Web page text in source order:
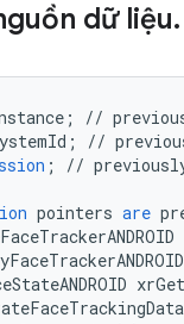
dữ liệu.
; //
; //
; //
pointers are